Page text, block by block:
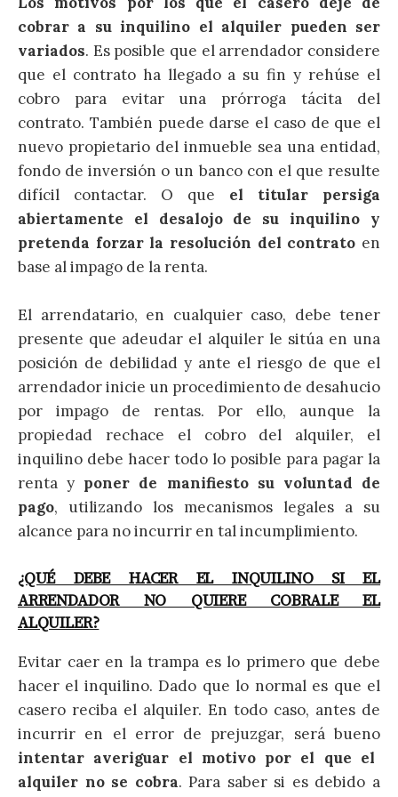
cobrar a su inquilino el alquiler pueden ser
variados. Es posible que el arrendador considere
que el contrato ha llegado a su fin y rehúse el
cobro para evitar una prórroga tácita del
contrato. También puede darse el caso de que el
nuevo propietario del inmueble sea una entidad,
fondo de inversión o un banco con el que resulte
difícil contactar. O que el titular persiga
abiertamente el desalojo de su inquilino y
pretenda forzar la resolución del contrato en
base al impago de la renta.
El arrendatario, en cualquier caso, debe tener
presente que adeudar el alquiler le sitúa en una
posición de debilidad y ante el riesgo de que el
arrendador inicie un procedimiento de desahucio
por impago de rentas. Por ello, aunque la
propiedad rechace el cobro del alquiler, el
inquilino debe hacer todo lo posible para pagar la
renta y poner de manifiesto su voluntad de
pago, utilizando los mecanismos legales a su
alcance para no incurrir en tal incumplimiento.
¿QUÉ DEBE HACER EL INQUILINO SI EL
ARRENDADOR NO QUIERE COBRALE EL
ALQUILER?
Evitar caer en la trampa es lo primero que debe
hacer el inquilino. Dado que lo normal es que el
casero reciba el alquiler. En todo caso, antes de
incurrir en el error de prejuzgar, será bueno
intentar averiguar el motivo por el que el
alquiler no se cobra. Para saber si es debido a